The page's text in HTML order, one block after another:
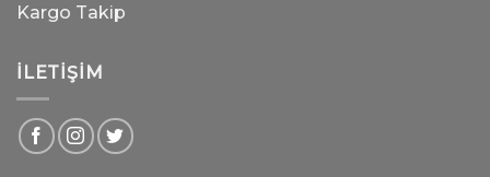
Kargo Takip
İLETIŞIM